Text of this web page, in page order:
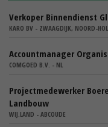
Verkoper Binnendienst
KARO BV - ZWAAGDIJK, NOORD-
Accountmanager
COMGOED B.V. - NL
Projectmedewerker
Landbouw
WIJ.LAND - ABCOUDE